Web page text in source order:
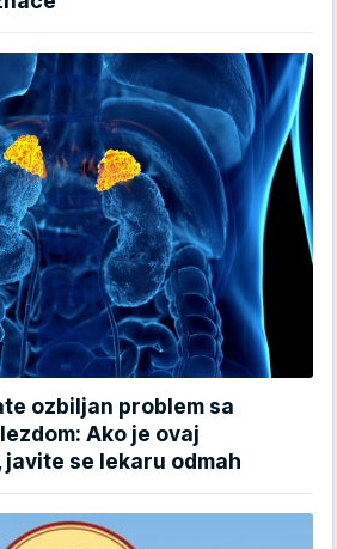
ozbiljan problem sa
Ako je ovaj
se lekaru odmah